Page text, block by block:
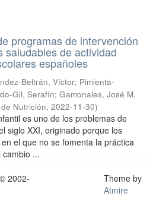
programas de intervención
saludables de actividad
españoles
Beltrán, Víctor; Pimienta-
Gil, Serafín; Gamonales, José M.
Nutrición, 2022-11-30)
es uno de los problemas de
siglo XXI, originado porque los
el que no se fomenta la práctica
...
2002-
Theme by
Atmire